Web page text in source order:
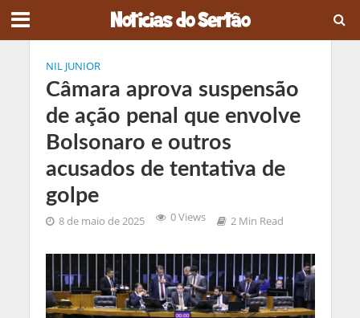
NIL JUNIOR
Câmara aprova suspensão
de ação penal que envolve
Bolsonaro e outros
acusados de tentativa de
golpe
8 de maio de 2025 0 Views 2 Min Read